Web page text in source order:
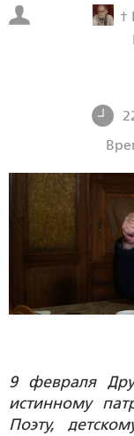
†
9 февраля
истинному
Поэту,